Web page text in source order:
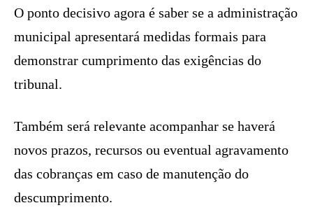
O ponto decisivo agora é saber se a administração
municipal apresentará medidas formais para
demonstrar cumprimento das exigências do
tribunal.
Também será relevante acompanhar se haverá
novos prazos, recursos ou eventual agravamento
das cobranças em caso de manutenção do
descumprimento.